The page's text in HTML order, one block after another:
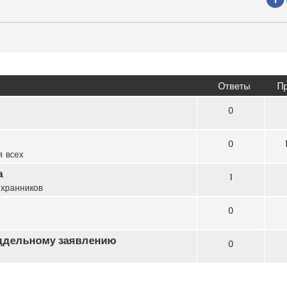
Ответы
0
всех
0
1
0
заявлению 0